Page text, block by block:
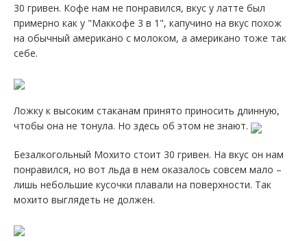
30 гривен. Кофе нам не понравился, вкус у латте был
примерно как у "Маккофе 3 в 1", капучино на вкус похож
на обычный американо с молоком, а американо тоже так
себе.
Ложку к высоким стаканам принято приносить длинную,
чтобы она не тонула. Но здесь об этом не знают.
Безалкогольный Мохито стоит 30 гривен. На вкус он нам
понравился, но вот льда в нем оказалось совсем мало –
лишь небольшие кусочки плавали на поверхности. Так
мохито выглядеть не должен.